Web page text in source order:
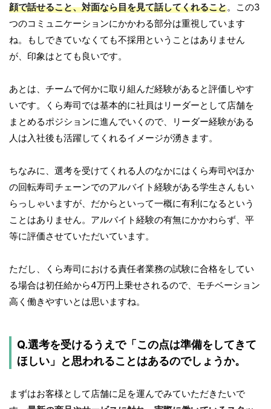
顔で話せること、対面なら目を見て話してくれること。この3
つのコミュニケーションにかかわる部分は重視しています
ね。もしできていなくても不採用ということはありません
が、印象はとても良いです。
あとは、チームで何かに取り組んだ経験があると評価しやす
いです。くら寿司では基本的に社員はリーダーとして店舗を
まとめるポジションに進んでいくので、リーダー経験がある
人は入社後も活躍してくれるイメージが湧きます。
ちなみに、選考を受けてくれる人のなかにはくら寿司やほか
の回転寿司チェーンでのアルバイト経験がある学生さんもい
らっしゃいますが、だからといって一概に有利になるという
ことはありません。アルバイト経験の有無にかかわらず、平
等に評価させていただいています。
ただし、くら寿司における責任者業務の試験に合格をしてい
る場合は初任給から4万円上乗せされるので、モチベーション
高く働きやすいとは思いますね。
Q.選考を受けるうえで「この点は準備をしてきて
ほしい」と思われることはあるのでしょうか。
まずはお客様として店舗に足を運んでみていただきたいで